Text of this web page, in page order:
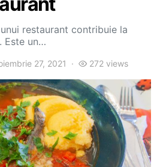
restaurant contribuie la
Este un…
27, 2021 272 views